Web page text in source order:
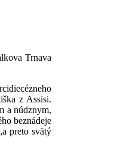
Trnava
z Assisi.
a núdznym,
beznádeje
preto svätý